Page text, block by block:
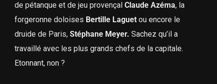
de pétanque et de jeu provençal Claude Azéma, la
forgeronne doloises Bertille Laguetou encore le
druide de Paris, Stéphane Meyer. Sachez qu’il a
travaillé avec les plus grands chefs de la capitale.
Etonnant, non ?